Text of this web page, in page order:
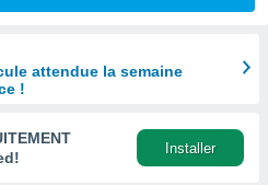
attendue la semaine
!
Installer